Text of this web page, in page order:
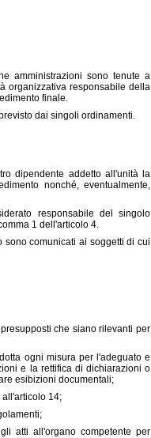
amministrazioni sono tenute a
organizzativa responsabile della
finale.
dai singoli ordinamenti.
dipendente addetto all'unità la
nonché, eventualmente,
responsabile del singolo
1 dell'articolo 4.
comunicati ai soggetti di cui
che siano rilevanti per
ogni misura per l'adeguato e
e la rettifica di dichiarazioni o
esibizioni documentali;
14;
atti all'organo competente per